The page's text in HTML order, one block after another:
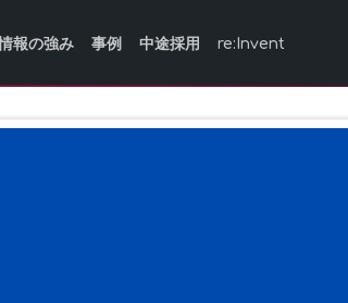
報の強み 事例 中途採用 re:Invent